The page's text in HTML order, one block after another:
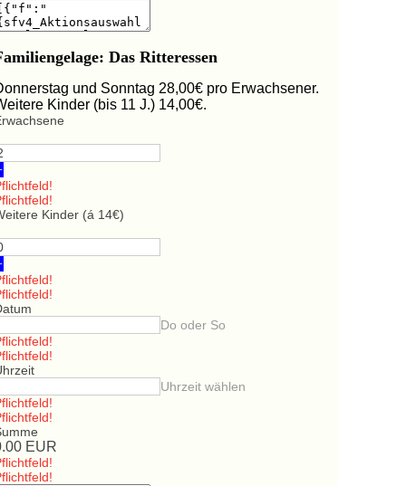
Das Ritteressen
und Sonntag 28,00€ pro Erwachsener.
Kinder (bis 11 J.) 14,00€.
Kinder (á 14€)
Do oder So
Uhrzeit wählen
EUR